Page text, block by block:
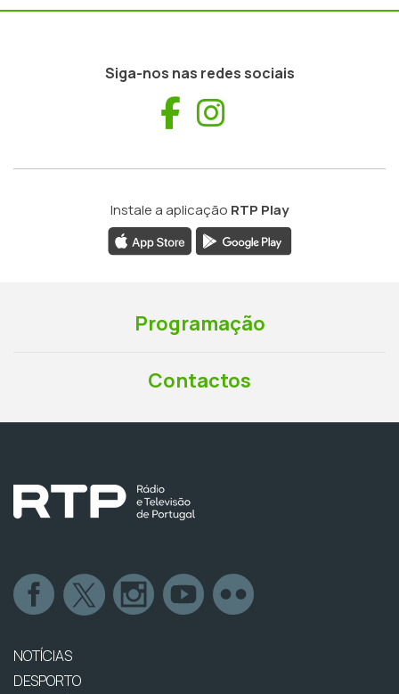
Siga-nos nas redes sociais
Facebook
Instale a aplicação RTP Play
Programação
Contactos
NOTÍCIAS
DESPORTO